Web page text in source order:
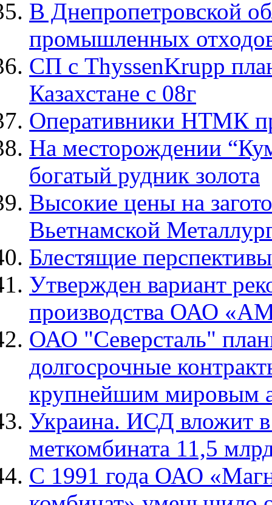
В Днепропетровской
промышленных
СП с ThyssenKrupp
Казахстане с 08г
Оперативники НТМК
На месторождении
богатый рудник золота
Высокие цены на
Вьетнамской
Блестящие перспективы
Утвержден вариант
производства ОАО
ОАО "Северсталь"
долгосрочные
крупнейшим мировым
Украина. ИСД вложит
меткомбината 11,5
С 1991 года ОАО